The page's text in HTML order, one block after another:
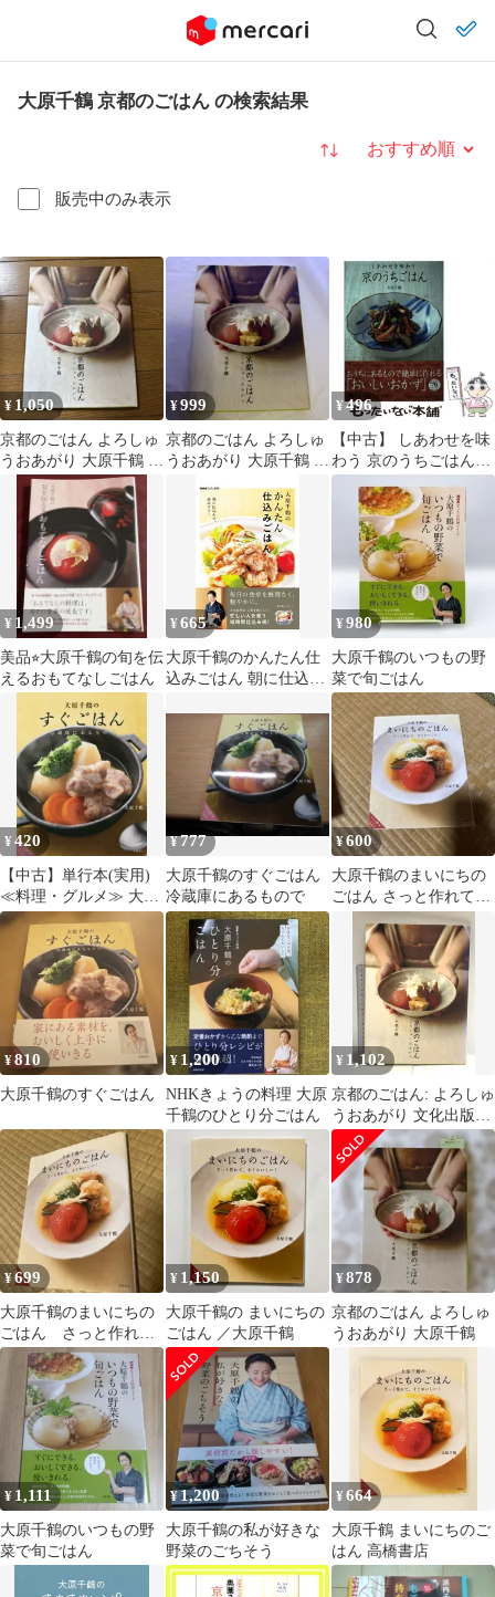
大原千鶴 京都のごはん の検索結果
販売中のみ表示
並び替え
¥ 1,050
京都のごはん よろしゅ
うおあがり 大原千鶴 料
理本
¥999
京都のごはん よろしゅ
うおあがり 大原千鶴 料
¥496
【中古】 しあわせを味
わう 京のうちごはん
（京都しあわせ倶楽
部） / 大原 千鶴 / PHP
研究所
¥ 1,499
美品⭐︎大原千鶴の旬を伝
えるおもてなしごはん
¥665
大原千鶴のかんたん仕
込みごはん 朝に仕込ん
¥980
大原千鶴のいつもの野
菜で旬ごはん
¥420
【中古】単行本(実用)
≪料理・グルメ≫ 大原
千鶴のすぐごはん 冷蔵
庫にあるもので
¥777
大原千鶴のすぐごはん
冷蔵庫にあるもので
¥600
大原千鶴のまいにちの
ごはん さっと作れて、
すぐおいしい!
¥810
大原千鶴のすぐごはん
¥ 1,200
NHKきょうの料理 大原
千鶴のひとり分ごはん
¥ 1,102
京都のごはん: よろしゅ
うおあがり 文化出版局
大原 千鶴
¥699
大原千鶴のまいにちの
ごはん さっと作れて
すぐおいしい！
¥ 1,150
大原千鶴の まいにちの
ごはん ／大原千鶴
¥878
京都のごはん よろしゅ
うおあがり 大原千鶴
¥ 1,111
大原千鶴のいつもの野
菜で旬ごはん
¥1,200
大原千鶴の私が好きな
野菜のごちそう
¥664
大原千鶴 まいにちのご
はん 高橋書店